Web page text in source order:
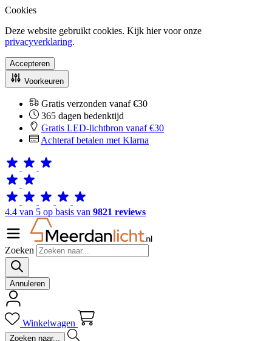
Cookies
Deze website gebruikt cookies. Kijk hier voor onze
privacyverklaring.
Accepteren
Voorkeuren
Gratis verzonden vanaf €30
365 dagen bedenktijd
Gratis LED-lichtbron vanaf €30
Achteraf betalen met Klarna
4.4 van 5 op basis van 9821 reviews
Zoeken
Annuleren
Winkelwagen